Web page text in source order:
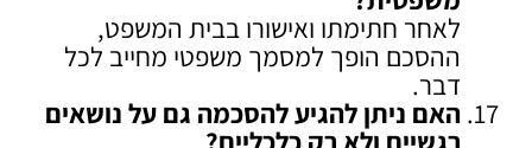
לאחר חתימתו ואישורו בבית המשפט,
ההסכם הופך למסמך משפטי מחייב לכל
דבר.
האם ניתן להגיע להסכמה גם על נושאים